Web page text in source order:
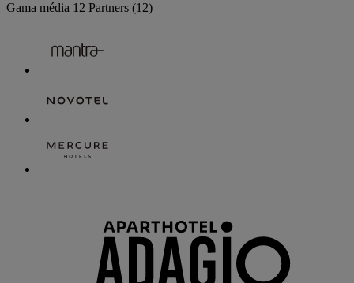
Gama média 12 Partners (12)